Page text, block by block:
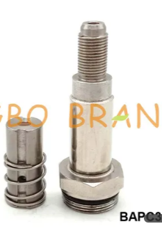
ĐẶT
GIÁ
COMPANY
NEWS